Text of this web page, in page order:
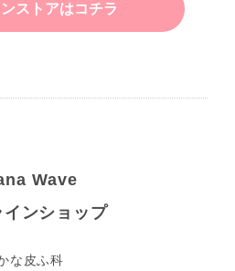
ストアはコチラ
Wave
インショップ
な皮ふ科